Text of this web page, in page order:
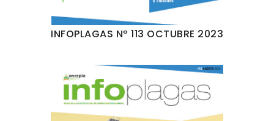
INFOPLAGAS Nº 113 OCTUBRE 2023